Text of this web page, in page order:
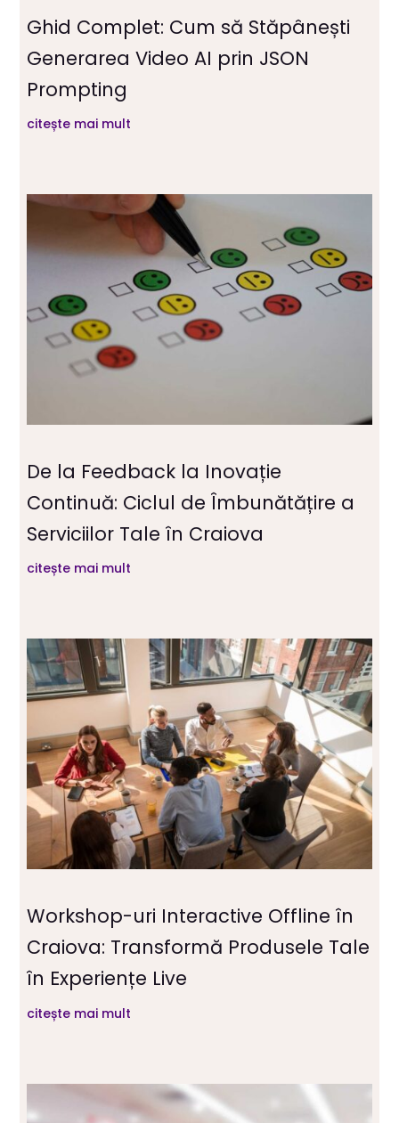
Ghid Complet: Cum să Stăpânești
Generarea Video AI prin JSON
Prompting
citește mai mult
De la Feedback la Inovație
Continuă: Ciclul de Îmbunătățire a
Serviciilor Tale în Craiova
citește mai mult
Workshop-uri Interactive Offline în
Craiova: Transformă Produsele Tale
în Experiențe Live
citește mai mult